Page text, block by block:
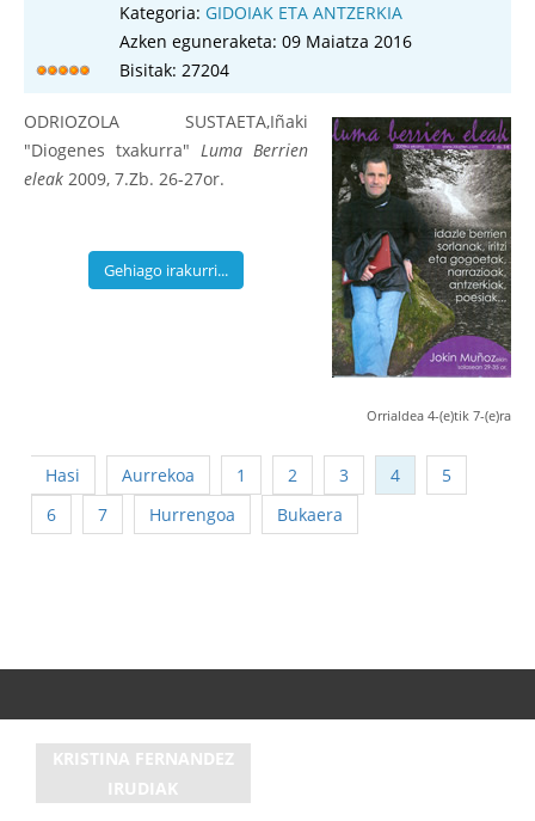
Kategoria: GIDOIAK ETA ANTZERKIA
Azken eguneraketa: 09 Maiatza 2016
Bisitak: 27204
ODRIOZOLA SUSTAETA,Iñaki
"Diogenes txakurra" Luma Berrien
eleak 2009, 7.Zb. 26-27or.
Gehiago irakurri...
Orrialdea 4-(e)tik 7-(e)ra
Hasi Aurrekoa 1 2 3 4
5
6
7 Hurrengoa Bukaera
KRISTINA FERNANDEZ
IRUDIAK